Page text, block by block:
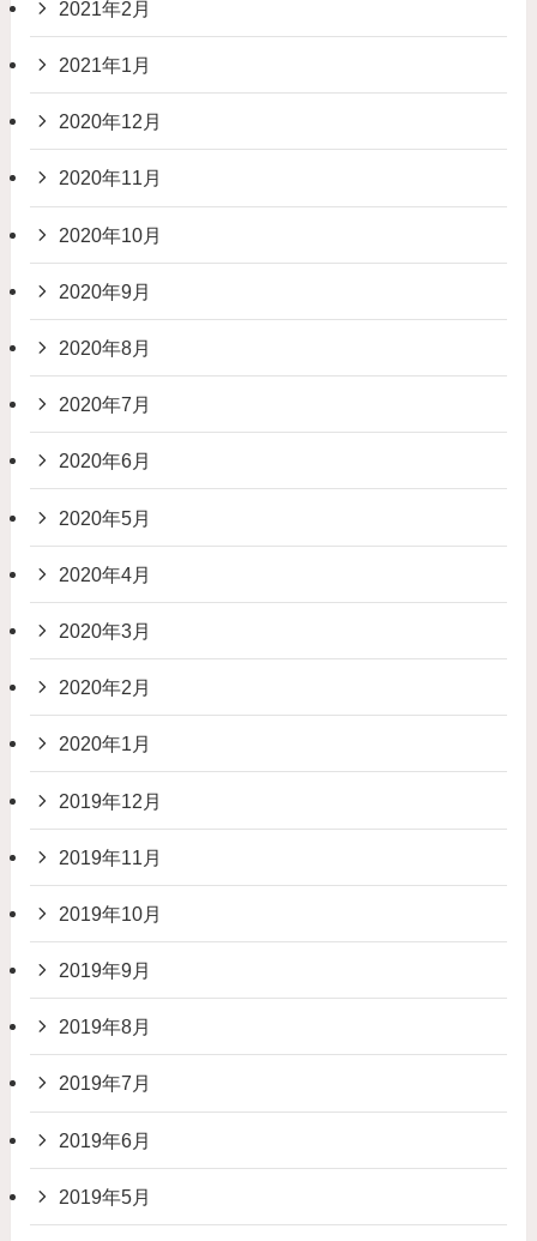
2021年2月
2021年1月
2020年12月
2020年11月
2020年10月
2020年9月
2020年8月
2020年7月
2020年6月
2020年5月
2020年4月
2020年3月
2020年2月
2020年1月
2019年12月
2019年11月
2019年10月
2019年9月
2019年8月
2019年7月
2019年6月
2019年5月